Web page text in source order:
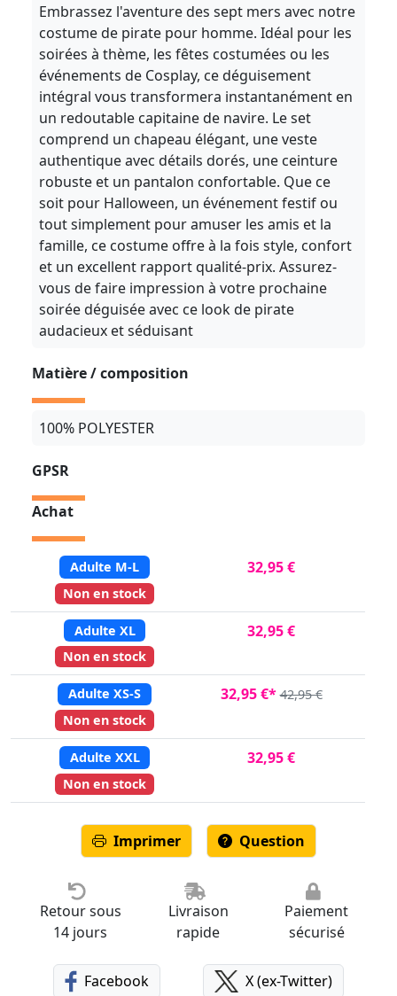
Embrassez l'aventure des sept mers avec notre
costume de pirate pour homme. Idéal pour les
soirées à thème, les fêtes costumées ou les
événements de Cosplay, ce déguisement
intégral vous transformera instantanément en
un redoutable capitaine de navire. Le set
comprend un chapeau élégant, une veste
authentique avec détails dorés, une ceinture
robuste et un pantalon confortable. Que ce
soit pour Halloween, un événement festif ou
tout simplement pour amuser les amis et la
famille, ce costume offre à la fois style, confort
et un excellent rapport qualité-prix. Assurez-
vous de faire impression à votre prochaine
soirée déguisée avec ce look de pirate
audacieux et séduisant
Matière / composition
100% POLYESTER
GPSR
Achat
Adulte M-L 32,95 €
Non en stock
Adulte XL 32,95 €
Non en stock
Adulte XS-S 32,95 €* 42,95 €
Non en stock
Adulte XXL 32,95 €
Non en stock
Imprimer Question
Retour sous
14 jours
Livraison
rapide
Paiement
sécurisé
Facebook X (ex-Twitter)